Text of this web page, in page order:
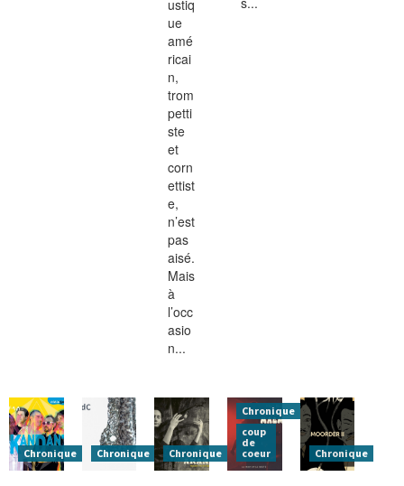
ustiq
ue
amé
ricai
n,
trom
petti
ste
et
corn
ettist
e,
n’est
pas
aisé.
Mais
à
l’occ
asio
n...
Chronique Chronique Chronique
Chronique
coup
de
coeur
Chronique